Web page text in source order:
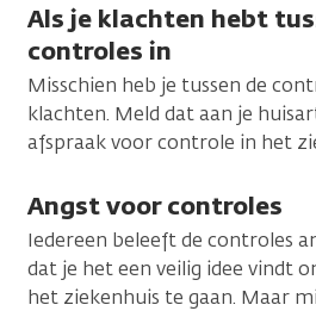
Als je klachten hebt
controles in
Misschien heb je tussen de
klachten. Meld dat aan je
afspraak voor controle in het
Angst voor controles
Iedereen beleeft de controles
dat je het een veilig idee vindt
het ziekenhuis te gaan. Maar